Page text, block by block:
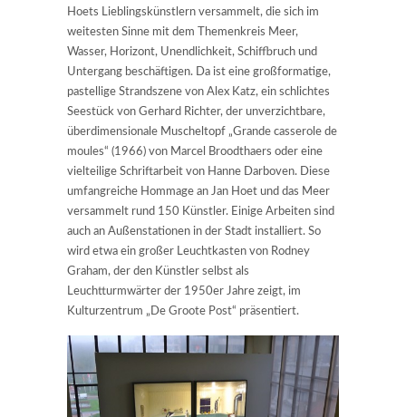
Hoets Lieblingskünstlern versammelt, die sich im
weitesten Sinne mit dem Themenkreis Meer,
Wasser, Horizont, Unendlichkeit, Schiffbruch und
Untergang beschäftigen. Da ist eine großformatige,
pastellige Strandszene von Alex Katz, ein schlichtes
Seestück von Gerhard Richter, der unverzichtbare,
überdimensionale Muscheltopf „Grande casserole de
moules“ (1966) von Marcel Broodthaers oder eine
vielteilige Schriftarbeit von Hanne Darboven. Diese
umfangreiche Hommage an Jan Hoet und das Meer
versammelt rund 150 Künstler. Einige Arbeiten sind
auch an Außenstationen in der Stadt installiert. So
wird etwa ein großer Leuchtkasten von Rodney
Graham, der den Künstler selbst als
Leuchtturmwärter der 1950er Jahre zeigt, im
Kulturzentrum „De Groote Post“ präsentiert.